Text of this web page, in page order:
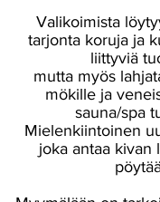
Valikoimista
tarjonta koruja ja
liittyviä
mutta myös
mökille ja
sauna/spa
Mielenkiintoinen
joka antaa kivan